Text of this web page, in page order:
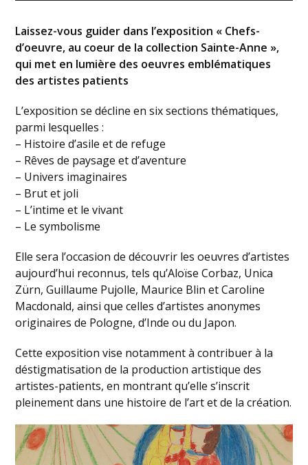
Laissez-vous guider dans l’exposition « Chefs-
d’oeuvre, au coeur de la collection Sainte-Anne »,
qui met en lumière des oeuvres emblématiques
des artistes patients
L’exposition se décline en six sections thématiques,
parmi lesquelles :
– Histoire d’asile et de refuge
– Rêves de paysage et d’aventure
– Univers imaginaires
– Brut et joli
– L’intime et le vivant
– Le symbolisme
Elle sera l’occasion de découvrir les oeuvres d’artistes
aujourd’hui reconnus, tels qu’Aloïse Corbaz, Unica
Zürn, Guillaume Pujolle, Maurice Blin et Caroline
Macdonald, ainsi que celles d’artistes anonymes
originaires de Pologne, d’Inde ou du Japon.
Cette exposition vise notamment à contribuer à la
déstigmatisation de la production artistique des
artistes-patients, en montrant qu’elle s’inscrit
pleinement dans une histoire de l’art et de la création.